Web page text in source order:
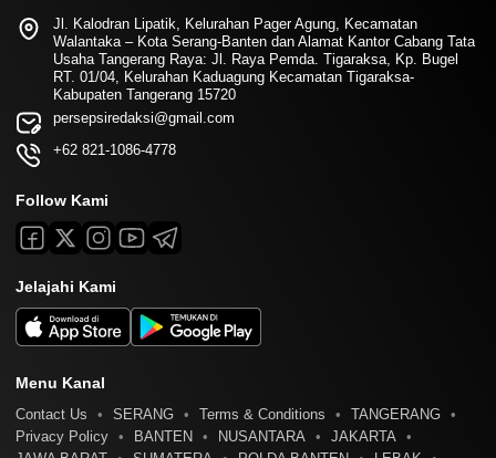
Jl. Kalodran Lipatik, Kelurahan Pager Agung, Kecamatan
Walantaka – Kota Serang-Banten dan Alamat Kantor Cabang Tata
Usaha Tangerang Raya: Jl. Raya Pemda. Tigaraksa, Kp. Bugel
RT. 01/04, Kelurahan Kaduagung Kecamatan Tigaraksa-
Kabupaten Tangerang 15720
persepsiredaksi@gmail.com
+62 821-1086-4778
Follow Kami
Jelajahi Kami
Menu Kanal
Contact Us SERANG Terms & Conditions
TANGERANG
Privacy Policy
BANTEN NUSANTARA
JAKARTA